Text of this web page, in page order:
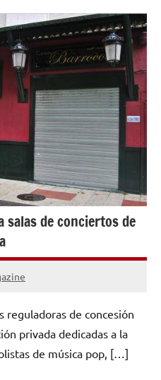
salas de conciertos de
reguladoras de concesión
privada dedicadas a la
de música pop, […]